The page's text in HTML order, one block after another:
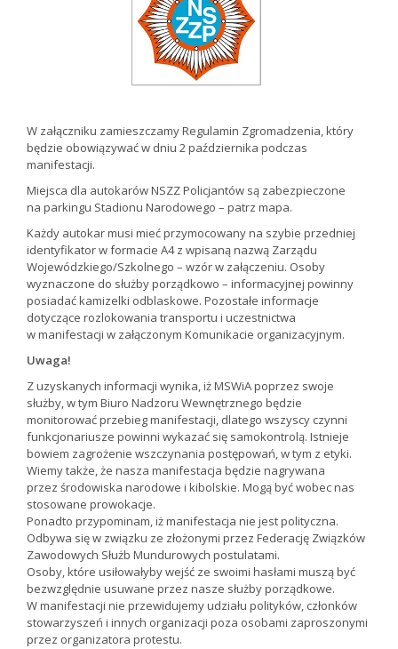
W załączniku zamieszczamy Regulamin Zgromadzenia, który
będzie obowiązywać w dniu 2 października podczas
manifestacji.
Miejsca dla autokarów NSZZ Policjantów są zabezpieczone
na parkingu Stadionu Narodowego – patrz mapa.
Każdy autokar musi mieć przymocowany na szybie przedniej
identyfikator w formacie A4 z wpisaną nazwą Zarządu
Wojewódzkiego/Szkolnego – wzór w załączeniu. Osoby
wyznaczone do służby porządkowo – informacyjnej powinny
posiadać kamizelki odblaskowe. Pozostałe informacje
dotyczące rozlokowania transportu i uczestnictwa
w manifestacji w załączonym Komunikacie organizacyjnym.
Uwaga!
Z uzyskanych informacji wynika, iż MSWiA poprzez swoje
służby, w tym Biuro Nadzoru Wewnętrznego będzie
monitorować przebieg manifestacji, dlatego wszyscy czynni
funkcjonariusze powinni wykazać się samokontrolą. Istnieje
bowiem zagrożenie wszczynania postępowań, w tym z etyki.
Wiemy także, że nasza manifestacja będzie nagrywana
przez środowiska narodowe i kibolskie. Mogą być wobec nas
stosowane prowokacje.
Ponadto przypominam, iż manifestacja nie jest polityczna.
Odbywa się w związku ze złożonymi przez Federację Związków
Zawodowych Służb Mundurowych postulatami.
Osoby, które usiłowałyby wejść ze swoimi hasłami muszą być
bezwzględnie usuwane przez nasze służby porządkowe.
W manifestacji nie przewidujemy udziału polityków, członków
stowarzyszeń i innych organizacji poza osobami zaproszonymi
przez organizatora protestu.